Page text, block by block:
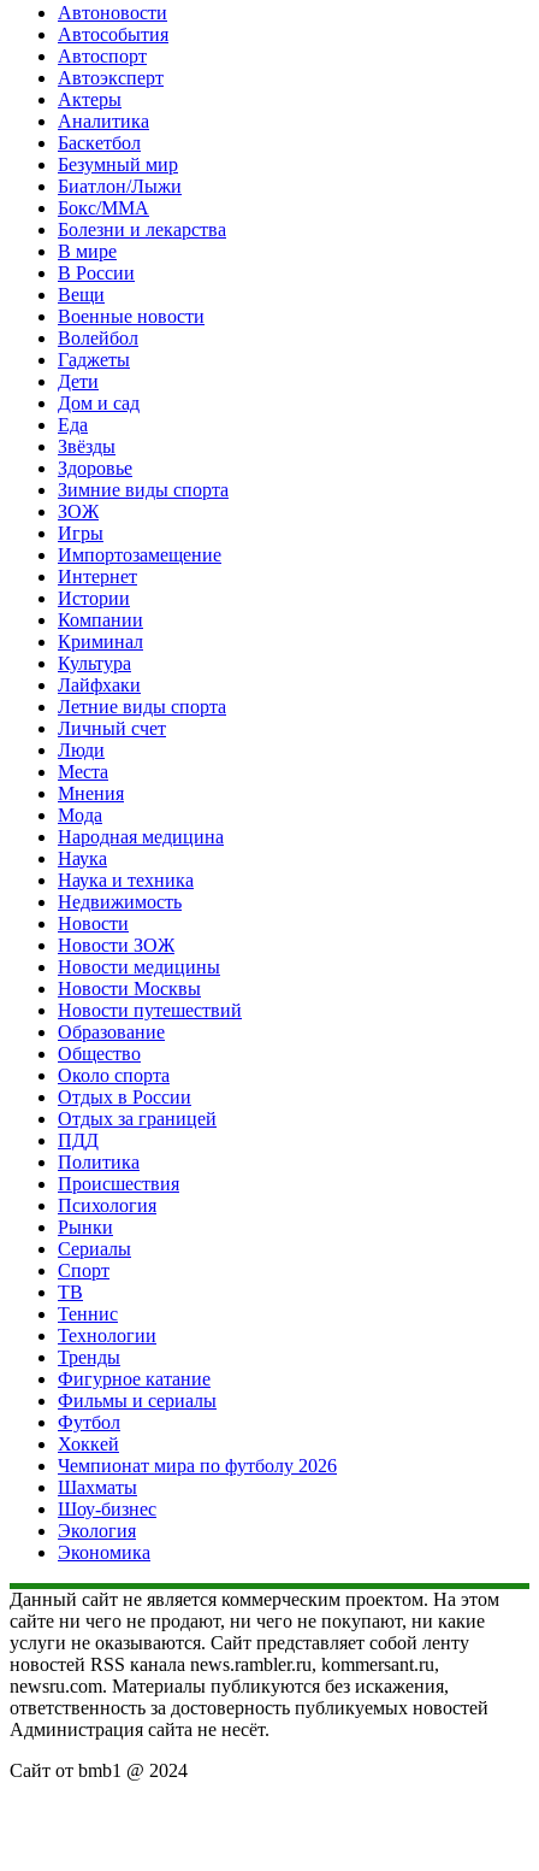
Автоновости
Автособытия
Автоспорт
Автоэксперт
Актеры
Аналитика
Баскетбол
Безумный мир
Биатлон/Лыжи
Бокс/MMA
Болезни и лекарства
В мире
В России
Вещи
Военные новости
Волейбол
Гаджеты
Дети
Дом и сад
Еда
Звёзды
Здоровье
Зимние виды спорта
ЗОЖ
Игры
Импортозамещение
Интернет
Истории
Компании
Криминал
Культура
Лайфхаки
Летние виды спорта
Личный счет
Люди
Места
Мнения
Мода
Народная медицина
Наука
Наука и техника
Недвижимость
Новости
Новости ЗОЖ
Новости медицины
Новости Москвы
Новости путешествий
Образование
Общество
Около спорта
Отдых в России
Отдых за границей
ПДД
Политика
Происшествия
Психология
Рынки
Сериалы
Спорт
ТВ
Теннис
Технологии
Тренды
Фигурное катание
Фильмы и сериалы
Футбол
Хоккей
Чемпионат мира по футболу 2026
Шахматы
Шоу-бизнес
Экология
Экономика
Данный сайт не является коммерческим проектом. На этом
сайте ни чего не продают, ни чего не покупают, ни какие
услуги не оказываются. Сайт представляет собой ленту
новостей RSS канала news.rambler.ru, kommersant.ru,
newsru.com. Материалы публикуются без искажения,
ответственность за достоверность публикуемых новостей
Администрация сайта не несёт.
Сайт от bmb1 @ 2024